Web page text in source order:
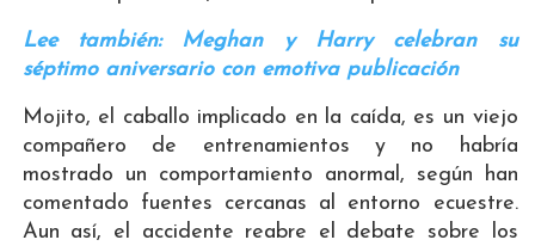
Lee también: Meghan y Harry celebran su
séptimo aniversario con emotiva publicación
Mojito, el caballo implicado en la caída, es un viejo
compañero de entrenamientos y no habría
mostrado un comportamiento anormal, según han
comentado fuentes cercanas al entorno ecuestre.
Aun así, el accidente reabre el debate sobre los